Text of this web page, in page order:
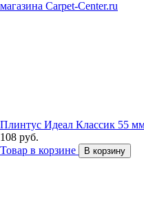
Плинтус Идеал Классик 55
108 руб.
Товар в корзине
В корзину